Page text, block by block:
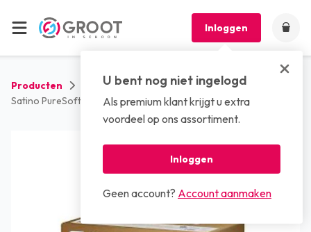
Inloggen
U bent nog niet ingelogd
Als premium klant krijgt u extra
voordeel op ons assortiment.
Inloggen
Geen account? Account aanmaken
Producten Sanitaire artikelen
Toiletpapier
Satino PureSoft Systeem Toiletpapier